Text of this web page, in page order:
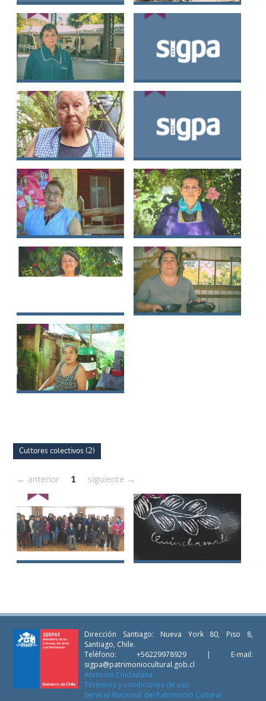
Julia Mireya Pérez
Barra
Margarita Ester Jara
Durán
Elizabeth Jaqueline
Castro Carrasco
Niria Iris Lagos
Salazar
María Alicia
Espinoza Guzmán
Yolanda Del Carmen
Villeuta Troncoso
Flor Dalia González
Vielma
Rita Mónica
Rodríguez
Fuentealba
Regina Luz Pino
Lavado
Mari Trini Fuentes
Marcela del Carmen
Cultores colectivos (2)
← anterior 1 siguiente →
Alfareras de
Unión de Artesanos
Dirección Santiago: Nueva York 80, Piso 8,
Santiago, Chile.
Teléfono: +56229978929 | E-mail:
sigpa@patrimoniocultural.gob.cl
Atención Ciudadana
Términos y condiciones de uso
Servicio Nacional del Patrimonio Cultural